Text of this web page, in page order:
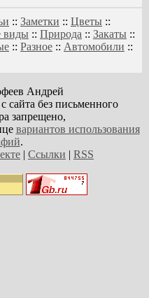
:: Заметки :: Цветы ::
виды :: Природа :: Закаты ::
:: Разное :: Автомобили ::
Андрей
сайта без письменного
запрещено,
вариантов использования
.
| Ссылки | RSS